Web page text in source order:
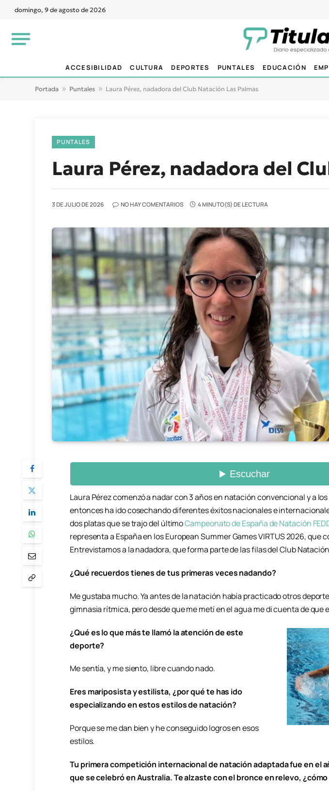
domingo, 9 de agosto de 2026
ACCESIBILIDAD CULTURA DEPORTES PUNTALES EDUCACIÓN
Portada » Puntales » Laura Pérez, nadadora del Club Natación Las Palmas
PUNTALES
Laura Pérez, nadadora del
3 DE JULIO DE 2026 NO HAY COMENTARIOS 4 MINUTO(S) DE LECTURA
Laura Pérez comenzó a nadar con 3 años en natación convencional y a los
entonces ha ido cosechando diferentes éxitos nacionales e
dos platas que se trajo del últimoCampeonato de España de Natación
representa a España en los European Summer Games VIRTUS 2026, que
Entrevistamos a la nadadora, que forma parte de las filas del Club
¿Qué recuerdos tienes de tus primeras veces nadando?
Me gustaba mucho. Ya antes de la natación había practicado otros
gimnasia rítmica, pero desde que me metí en el agua me di cuenta de que
¿Qué es lo que más te llamó la atención de este
deporte?
Me sentía, y me siento, libre cuando nado.
Eres mariposista y estilista, ¿por qué te has ido
especializando en estos estilos de natación?
Porque se me dan bien y he conseguido logros en esos
estilos.
Tu primera competición internacional de natación adaptada fue en el
que se celebró en Australia. Te alzaste con el bronce en relevo,